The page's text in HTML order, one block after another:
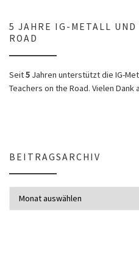
5 JAHRE IG-METALL UND
ROAD
Seit5 Jahren unterstützt die IG-
Teachers on the Road. Vielen
BEITRAGSARCHIV